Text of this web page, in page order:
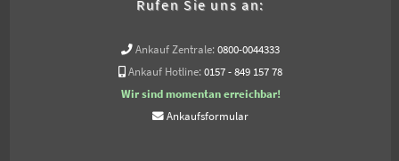
Rufen Sie uns an:
Ankauf Zentrale: 0800-0044333
Ankauf Hotline: 0157 - 849 157 78
Wir sind momentan erreichbar!
Ankaufsformular